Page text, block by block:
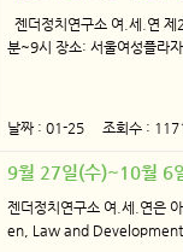
젠더정치연구소 여.세.연
분~9시 장소: 서울여성플라
날짜 : 01-25 조회수 :
9월 27일(수)~10월 6
젠더정치연구소 여.세.연은
en, Law and